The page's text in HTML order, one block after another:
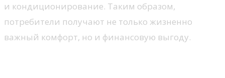
и кондиционирование. Таким образом,
потребители получают не только жизненно
важный комфорт, но и финансовую выгоду.